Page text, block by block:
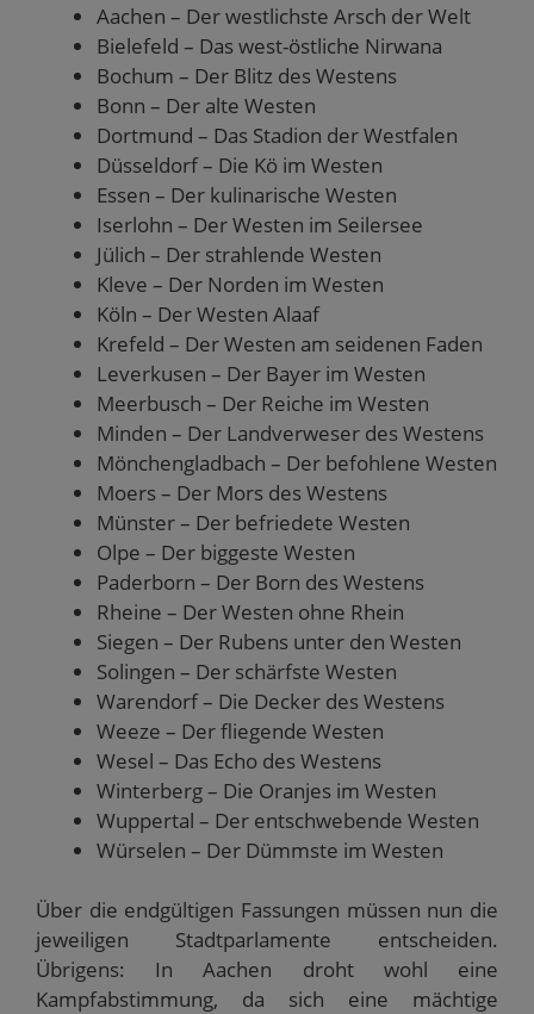
Aachen – Der westlichste Arsch der Welt
Bielefeld – Das west-östliche Nirwana
Bochum – Der Blitz des Westens
Bonn – Der alte Westen
Dortmund – Das Stadion der Westfalen
Düsseldorf – Die Kö im Westen
Essen – Der kulinarische Westen
Iserlohn – Der Westen im Seilersee
Jülich – Der strahlende Westen
Kleve – Der Norden im Westen
Köln – Der Westen Alaaf
Krefeld – Der Westen am seidenen Faden
Leverkusen – Der Bayer im Westen
Meerbusch – Der Reiche im Westen
Minden – Der Landverweser des Westens
Mönchengladbach – Der befohlene Westen
Moers – Der Mors des Westens
Münster – Der befriedete Westen
Olpe – Der biggeste Westen
Paderborn – Der Born des Westens
Rheine – Der Westen ohne Rhein
Siegen – Der Rubens unter den Westen
Solingen – Der schärfste Westen
Warendorf – Die Decker des Westens
Weeze – Der fliegende Westen
Wesel – Das Echo des Westens
Winterberg – Die Oranjes im Westen
Wuppertal – Der entschwebende Westen
Würselen – Der Dümmste im Westen
Über die endgültigen Fassungen müssen nun die
jeweiligen Stadtparlamente entscheiden.
Übrigens: In Aachen droht wohl eine
Kampfabstimmung, da sich eine mächtige